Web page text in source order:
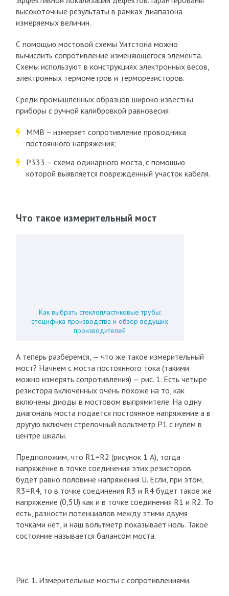
высокоточные результаты в рамках диапазона
измеряемых величин.
С помощью мостовой схемы Уитстона можно
вычислить сопротивление изменяющегося элемента.
Схемы используют в конструкциях электронных весов,
электронных термометров и терморезисторов.
Среди промышленных образцов широко известны
приборы с ручной калибровкой равновесия:
ММВ – измеряет сопротивление проводника
постоянного напряжения;
Р333 – схема одинарного моста, с помощью
которой выявляется поврежденный участок кабеля.
Что такое измерительный мост
Как выбрать стеклопластиковые трубы:
специфика производства и обзор ведущих
производителей
А теперь разберемся, — что же такое измерительный
мост? Начнем с моста постоянного тока (такими
можно измерять сопротивления) — рис. 1. Есть четыре
резистора включенных очень похоже на то, как
включены диоды в мостовом выпрямителе. На одну
диагональ моста подается постоянное напряжение а в
другую включен стрелочный вольтметр Р1 с нулем в
центре шкалы.
Предположим, что R1=R2 (рисунок 1 А), тогда
напряжение в точке соединения этих резисторов
будет равно половине напряжения U. Если, при этом,
R3=R4, то в точке соединения R3 и R4 будет такое же
напряжение (0,5U) как и в точке соединения R1 и R2. То
есть, разности потенциалов между этими двумя
точками нет, и наш вольтметр показывает ноль. Такое
состояние называется балансом моста.
Рис. 1. Измерительные мосты с сопротивлениями.